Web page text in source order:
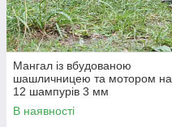
Мангал із вбудованою
шашличницею та мотором на
12 шампурів 3 мм
В наявності